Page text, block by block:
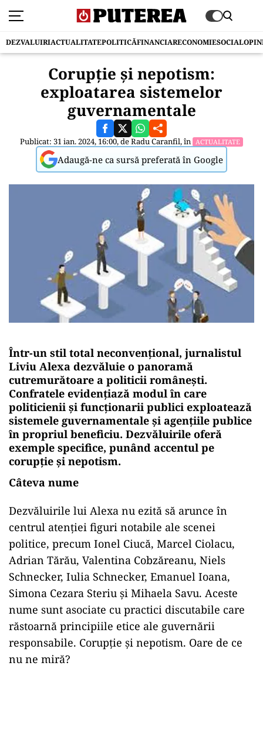
DEZVALUIRIACTUALITATEPOLITICĂFINANCIARECONOMIESOCIAL
Corupție și nepotism:
exploatarea sistemelor
guvernamentale
Publicat: 31 ian. 2024, 16:00, deRadu Caranfil, în ACTUALITATE
Adaugă-ne ca sursă preferată în Google
Într-un stil total neconvențional, jurnalistul
Liviu Alexa dezvăluie o panoramă
cutremurătoare a politicii românești.
Confratele evidențiază modul în care
politicienii și funcționarii publici exploatează
sistemele guvernamentale și agențiile publice
în propriul beneficiu. Dezvăluirile oferă
exemple specifice, punând accentul pe
corupție și nepotism.
Câteva nume
Dezvăluirile lui Alexa nu ezită să arunce în
centrul atenției figuri notabile ale scenei
politice, precum Ionel Ciucă, Marcel Ciolacu,
Adrian Tărău, Valentina Cobzăreanu, Niels
Schnecker, Iulia Schnecker, Emanuel Ioana,
Simona Cezara Steriu și Mihaela Savu. Aceste
nume sunt asociate cu practici discutabile care
răstoarnă principiile etice ale guvernării
responsabile. Corupție și nepotism. Oare de ce
nu ne miră?